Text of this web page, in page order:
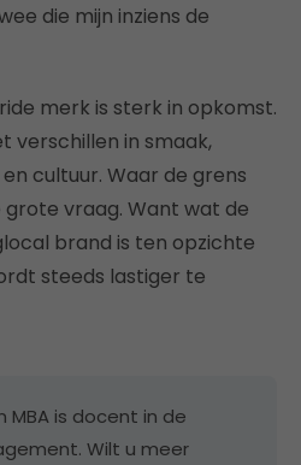
die mijn inziens de
merk is sterk in opkomst.
verschillen in smaak,
cultuur. Waar de grens
grote vraag. Want wat de
brand is ten opzichte
steeds lastiger te
MBA is docent in de
Wilt u meer